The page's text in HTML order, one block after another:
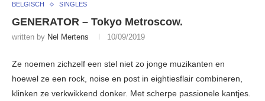
BELGISCH SINGLES
GENERATOR – Tokyo Metroscow.
written by Nel Mertens 10/09/2019
Ze noemen zichzelf een stel niet zo jonge muzikanten en
hoewel ze een rock, noise en post in eightiesflair combineren,
klinken ze verkwikkend donker. Met scherpe passionele kantjes.